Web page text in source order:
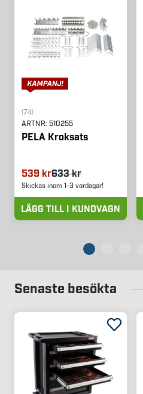
(74)
ARTNR: 510255
PELA Kroksats
539 kr633 kr
Skickas inom 1-3 vardagar!
LÄGG TILL I KUNDVAGN
Senaste besökta